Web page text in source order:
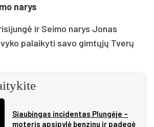
narys
ir Seimo narys Jonas
palaikyti savo gimtųjų Tverų
Siau­bin­gas in­ci­den­tas Plun­gė­je –
mo­te­ris ap­si­py­lė ben­zi­nu ir pa­de­gė